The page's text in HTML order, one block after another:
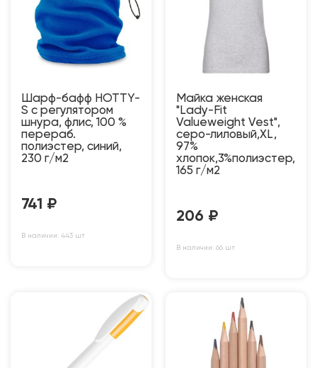
Шарф-бафф HOTTY-
S с регулятором
шнура, флис, 100 %
перераб.
полиэстер, синий,
230 г/м2
741 ₽
В наличии: 443 шт
Майка женская
"Lady-Fit
Valueweight Vest",
серо-лиловый,XL,
97%
хлопок,3%полиэстер,
165 г/м2
206 ₽
В наличии: 66 шт